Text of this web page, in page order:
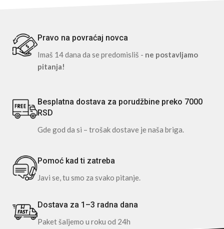
Pravo na povraćaj novca
Imaš 14 dana da se predomisliš - ne postavljamo
pitanja!
Besplatna dostava za porudžbine preko 7000
RSD
Gde god da si – trošak dostave je naša briga.
Pomoć kad ti zatreba
Javi se, tu smo za svako pitanje.
Dostava za 1–3 radna dana
Paket šaljemo u roku od 24h